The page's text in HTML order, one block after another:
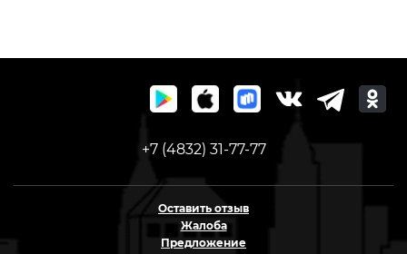
+7 (4832) 31-77-77
Оставить отзыв
Жалоба
Предложение